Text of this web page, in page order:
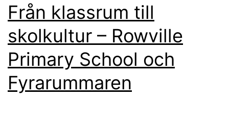
Från klassrum till
skolkultur – Rowville
Primary School och
Fyrarummaren